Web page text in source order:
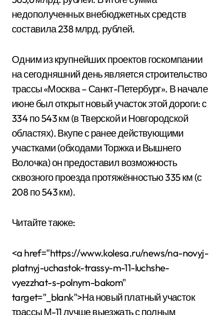
недополученных внебюджетных средств
составила 238 млрд. рублей.
Одним из крупнейших проектов госкомпании
на сегодняшний день является строительство
трассы «Москва – Санкт-Петербург». В начале
июне был открыт новый участок этой дороги: с
334 по 543 км (в Тверской и Новгородской
областях). Вкупе с ранее действующими
участками (обходами Торжка и Вышнего
Волочка) он предоставил возможность
сквозного проезда протяжённостью 335 км (с
208 по 543 км).
Читайте также:
<a href="https://www.kolesa.ru/news/na-novyj-
platnyj-uchastok-trassy-m-11-luchshe-
vyezzhat-s-polnym-bakom"
target="_blank">На новый платный участок
трассы М-11 лучше выезжать с полным